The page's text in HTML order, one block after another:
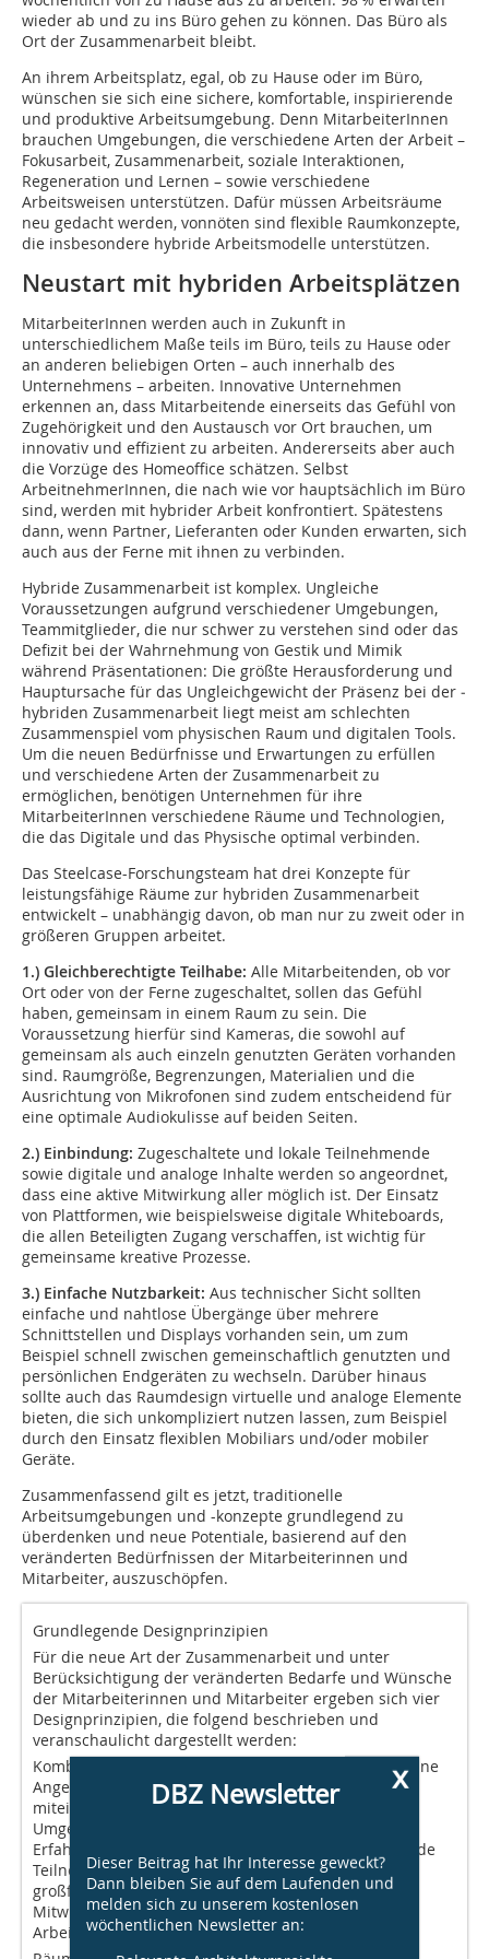
wieder ab und zu ins Büro gehen zu können. Das Büro als
Ort der Zusammenarbeit bleibt.
An ihrem Arbeitsplatz, egal, ob zu Hause oder im Büro,
wünschen sie sich eine sichere, komfortable, inspirierende
und produktive Arbeitsumgebung. Denn MitarbeiterInnen
brauchen Umgebungen, die verschiedene Arten der Arbeit –
Fokusarbeit, Zusammenarbeit, soziale Interaktionen,
Regeneration und Lernen – sowie verschiedene
Arbeitsweisen unterstützen. Dafür müssen Arbeitsräume
neu gedacht werden, vonnöten sind flexible Raumkonzepte,
die insbesondere hybride Arbeitsmodelle unterstützen.
Neustart mit hybriden Arbeitsplätzen
MitarbeiterInnen werden auch in Zukunft in
unterschiedlichem Maße teils im Büro, teils zu Hause oder
an anderen beliebigen Orten – auch innerhalb des
Unternehmens – arbeiten. Innovative Unternehmen
erkennen an, dass Mitarbeitende einerseits das Gefühl von
Zugehörigkeit und den Austausch vor Ort brauchen, um
innovativ und effizient zu arbeiten. Andererseits aber auch
die Vorzüge des Homeoffice schätzen. Selbst
ArbeitnehmerInnen, die nach wie vor hauptsächlich im Büro
sind, werden mit hybrider Arbeit konfrontiert. Spätestens
dann, wenn Partner, Lieferanten oder Kunden erwarten, sich
auch aus der Ferne mit ihnen zu verbinden.
Hybride Zusammenarbeit ist komplex. Ungleiche
Voraussetzungen aufgrund verschiedener Umgebungen,
Teammitglieder, die nur schwer zu verstehen sind oder das
Defizit bei der Wahrnehmung von Gestik und Mimik
während Präsentationen: Die größte Herausforderung und
Hauptursache für das Ungleichgewicht der Präsenz bei der ­
hybriden Zusammenarbeit liegt meist am schlechten
Zusammenspiel vom physischen Raum und digitalen Tools.
Um die neuen Bedürfnisse und Erwartungen zu erfüllen
und verschiedene Arten der Zusammenarbeit zu
ermöglichen, benötigen Unternehmen für ihre
MitarbeiterInnen verschiedene Räume und Technologien,
die das Digitale und das Physische optimal verbinden.
Das Steelcase-Forschungsteam hat drei Konzepte für
leistungsfähige Räume zur hybriden Zusammenarbeit
entwickelt – unabhängig davon, ob man nur zu zweit oder in
größeren Gruppen arbeitet.
1.) Gleichberechtigte Teilhabe: Alle Mitarbeitenden, ob vor
Ort oder von der Ferne zugeschaltet, sollen das Gefühl
haben, gemeinsam in einem Raum zu sein. Die
Voraussetzung hierfür sind Kameras, die sowohl auf
gemeinsam als auch einzeln genutzten Geräten vorhanden
sind. Raumgröße, Begrenzungen, Materialien und die
Ausrichtung von Mikrofonen sind zudem entscheidend für
eine optimale Audiokulisse auf beiden Seiten.
2.) Einbindung: Zugeschaltete und lokale Teilnehmende
sowie digitale und analoge Inhalte werden so angeordnet,
dass eine aktive Mitwirkung aller möglich ist. Der Einsatz
von Plattformen, wie beispielsweise digitale Whiteboards,
die allen Beteiligten Zugang verschaffen, ist wichtig für
gemeinsame kreative Prozesse.
3.) Einfache Nutzbarkeit: Aus technischer Sicht sollten
einfache und nahtlose Übergänge über mehrere
Schnittstellen und Displays vorhanden sein, um zum
Beispiel schnell zwischen gemeinschaftlich genutzten und
persönlichen Endgeräten zu wechseln. Darüber hinaus
sollte auch das Raumdesign virtuelle und analoge Elemente
bieten, die sich unkompliziert nutzen lassen, zum Beispiel
durch den Einsatz flexiblen Mobiliars und/oder mobiler
Geräte.
Zusammenfassend gilt es jetzt, traditionelle
Arbeitsumgebungen und -konzepte grundlegend zu
überdenken und neue Potentiale, basierend auf den
veränderten Bedürfnissen der Mitarbeiterinnen und
Mitarbeiter, auszuschöpfen.
Grundlegende Designprinzipien
Für die neue Art der Zusammenarbeit und unter
Berücksichtigung der veränderten Bedarfe und Wünsche
der Mitarbeiterinnen und Mitarbeiter ergeben sich vier
Designprinzipien, die folgend beschrieben und
veranschaulicht dargestellt werden:
Kombination digitaler und analoger Elemente: Einzelne
Angestellte und Teams werden weiterhin per Video
miteinander kommunizieren und benötigen dafür
Umgebungen und Technologien, die inklusive
Erfahrungen für zugeschaltete und vor Ort anwesende
Teilnehmer zu schaffen. Beispielsweise ermöglichen
großflächige, mobile Displays eine gleichberechtigte
Mitwirkung der Beteiligten und erleichtern es, die
Arbeitsfortschritte mit den anderen zu teilen. ​​
x
DBZ Newsletter
Dieser Beitrag hat Ihr Interesse geweckt?
Dann bleiben Sie auf dem Laufenden und
melden sich zu unserem kostenlosen
wöchentlichen Newsletter an: